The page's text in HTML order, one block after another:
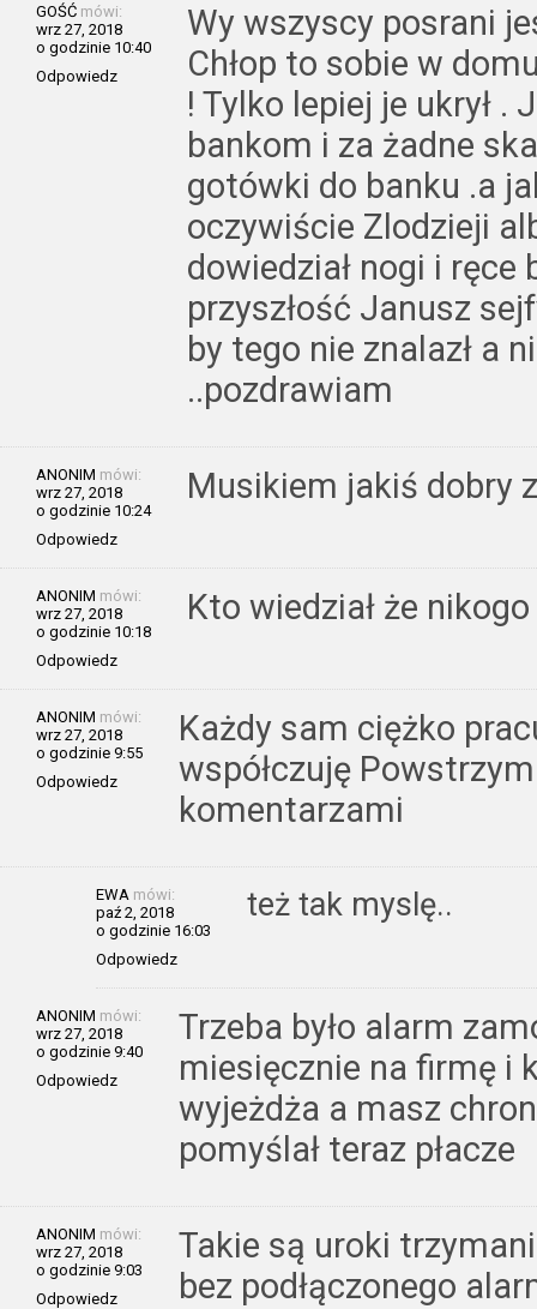
GOŚĆ mówi:
wrz 27, 2018
o godzinie 10:40
Odpowiedz
Wy wszyscy posrani
Chłop to sobie w
! Tylko lepiej je ukrył .
bankom i za żadne
gotówki do banku .a
oczywiście Zlodzieji
dowiedział nogi i ręce
przyszłość Janusz
by tego nie znalazł a
..pozdrawiam
ANONIM mówi:
wrz 27, 2018
o godzinie 10:24
Odpowiedz
Musikiem jakiś dobry
ANONIM mówi:
wrz 27, 2018
o godzinie 10:18
Odpowiedz
Kto wiedział że
ANONIM mówi:
wrz 27, 2018
o godzinie 9:55
Odpowiedz
Każdy sam ciężko
współczuję
komentarzami
EWA mówi:
paź 2, 2018
o godzinie 16:03
Odpowiedz
też tak myslę..
ANONIM mówi:
wrz 27, 2018
o godzinie 9:40
Odpowiedz
Trzeba było alarm
miesięcznie na firmę i
wyjeżdża a masz
pomyślał teraz płacze
ANONIM mówi:
wrz 27, 2018
o godzinie 9:03
Odpowiedz
Takie są uroki
bez podłączonego